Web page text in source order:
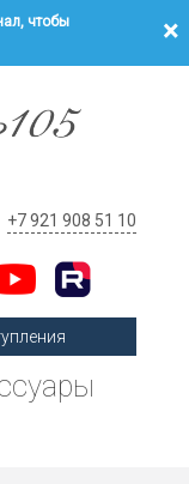
чтобы
+7 921 908 51 10